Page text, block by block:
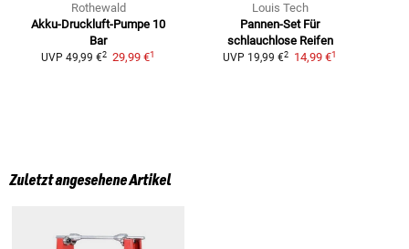
Rothewald
Akku-Druckluft-Pumpe 10
Bar
UVP 49,99 €2 29,99 €1
Louis Tech
Pannen-Set Für
schlauchlose Reifen
UVP 19,99 €2 14,99 €1
Zuletzt angesehene Artikel